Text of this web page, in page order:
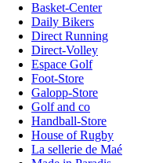
Basket-Center
Daily Bikers
Direct Running
Direct-Volley
Espace Golf
Foot-Store
Galopp-Store
Golf and co
Handball-Store
House of Rugby
La sellerie de Maé